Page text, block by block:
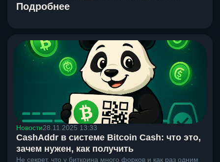
Подробнее
Новости28.11.2025 13:33
CashAddr в системе Bitcoin Cash: что это,
зачем нужен, как получить
Не секрет, что у биткоина много форков и как раз одним